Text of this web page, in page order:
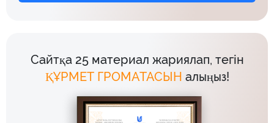
Сайтқа 25 материал жариялап, тегін
ҚҰРМЕТ ГРОМАТАСЫН алыңыз!